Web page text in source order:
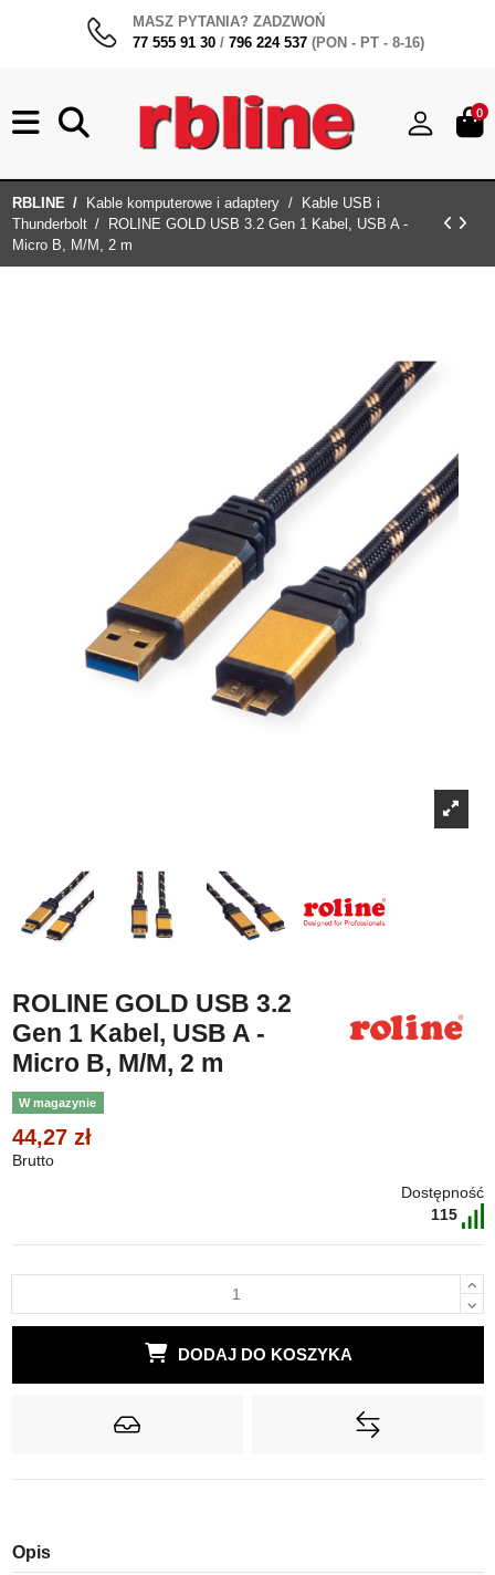
MASZ PYTANIA? ZADZWOŃ
77 555 91 30 / 796 224 537 (PON - PT - 8-16)
0
RBLINE Kable komputerowe i adaptery
Kable USB i
Thunderbolt
ROLINE GOLD USB 3.2 Gen 1 Kabel, USB A -
Micro B, M/M, 2 m
ROLINE GOLD USB 3.2
Gen 1 Kabel, USB A -
Micro B, M/M, 2 m
W magazynie
44,27 zł
Brutto
Dostępność
115
DODAJ DO KOSZYKA
Opis